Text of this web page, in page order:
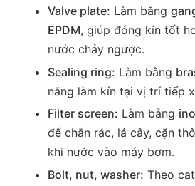
Valve plate: Làm bằng
EPDM, giúp đóng kín tốt
nước chảy ngược.
Sealing ring: Làm bằng
năng làm kín tại vị trí tiếp
Filter screen: Làm bằng
để chắn rác, lá cây, cặn
khi nước vào máy bơm.
Bolt, nut, washer: Theo